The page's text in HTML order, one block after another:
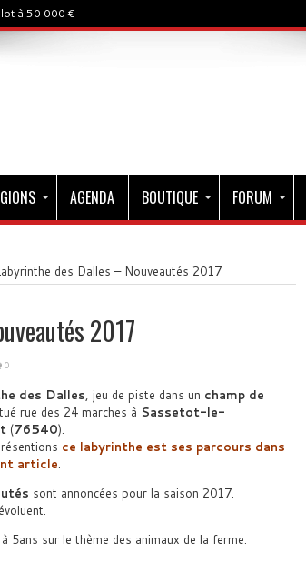
à 50 000 €
AGENDA BOUTIQUE FORUM
des Dalles – Nouveautés 2017
2017
0
des Dalles, jeu de piste dans un champ de
rue des 24 marches à Sassetot-le-
(76540).
ce labyrinthe est ses parcours dans
article.
sont annoncées pour la saison 2017.
5ans sur le thème des animaux de la ferme.